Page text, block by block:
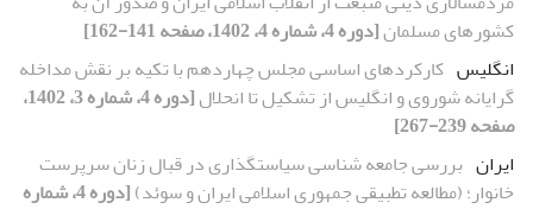
کشورهای مسلمان[دوره 4، شماره 4، 1402، صفحه 141-162]
انگلیس کارکردهای اساسی مجلس چهاردهم با تکیه بر نقش مداخله
گرایانه شوروی و انگلیس از تشکیل تا انحلال
[دوره 4، شماره 3، 1402،
صفحه 239-267]
ایران بررسی جامعه شناسی سیاستگذاری در قبال زنان سرپرست
خانوار؛ (مطالعه تطبیقی جمهوری اسلامی ایران و سوئد)
[دوره 4، شماره